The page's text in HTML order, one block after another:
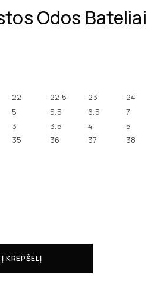
Odos Bateliai
22 22.5 23
24
5 5.5 6.5
7
3 3.5 4
5
35
36 37 38
Į KREPŠELĮ